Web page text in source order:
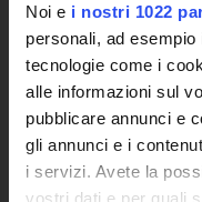
Noi e i nostri 1022
personali, ad
tecnologie come i
alle informazioni sul
pubblicare annunci e
gli annunci e i
i servizi. Avete la
vostri dati e per quali
Percorsi abilitanti di
Certificazioni e
Mondo